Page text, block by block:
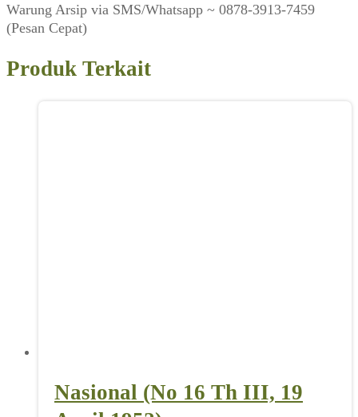
Warung Arsip via SMS/Whatsapp ~ 0878-3913-7459
(Pesan Cepat)
Produk Terkait
Nasional (No 16 Th III, 19